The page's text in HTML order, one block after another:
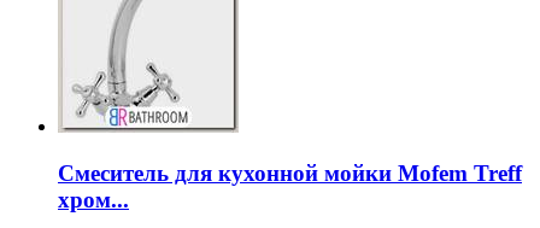
Смеситель для кухонной мойки Mofem Treff
хром...